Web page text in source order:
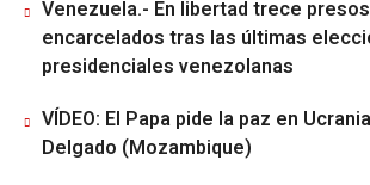
Venezuela.- En libertad trece
encarcelados tras las últimas
presidenciales venezolanas
VÍDEO: El Papa pide la paz en
Delgado (Mozambique)